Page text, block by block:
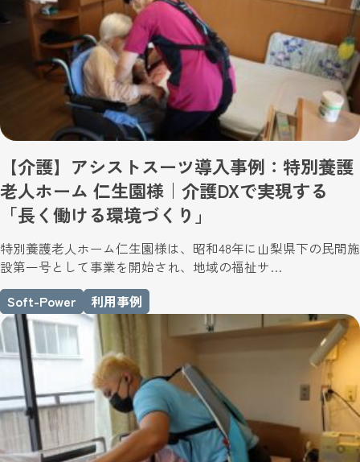
【介護】アシストスーツ導入事例：特別養護
老人ホーム 仁生園様｜介護DXで実現する
「長く働ける環境づくり」
特別養護老人ホーム仁生園様は、昭和48年に山梨県下の民間施
設第一号として事業を開始され、地域の福祉サ…
Soft-Power 利用事例